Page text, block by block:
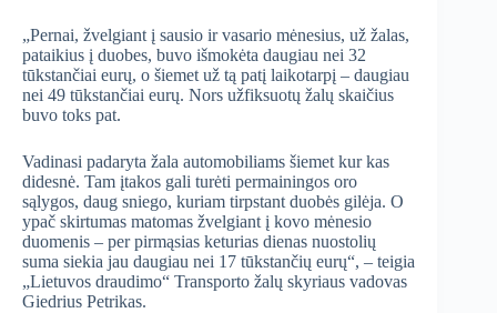
„Pernai, žvelgiant į sausio ir vasario mėnesius, už žalas,
pataikius į duobes, buvo išmokėta daugiau nei 32
tūkstančiai eurų, o šiemet už tą patį laikotarpį – daugiau
nei 49 tūkstančiai eurų. Nors užfiksuotų žalų skaičius
buvo toks pat.
Vadinasi padaryta žala automobiliams šiemet kur kas
didesnė. Tam įtakos gali turėti permainingos oro
sąlygos, daug sniego, kuriam tirpstant duobės gilėja. O
ypač skirtumas matomas žvelgiant į kovo mėnesio
duomenis – per pirmąsias keturias dienas nuostolių
suma siekia jau daugiau nei 17 tūkstančių eurų“, – teigia
„Lietuvos draudimo“ Transporto žalų skyriaus vadovas
Giedrius Petrikas.